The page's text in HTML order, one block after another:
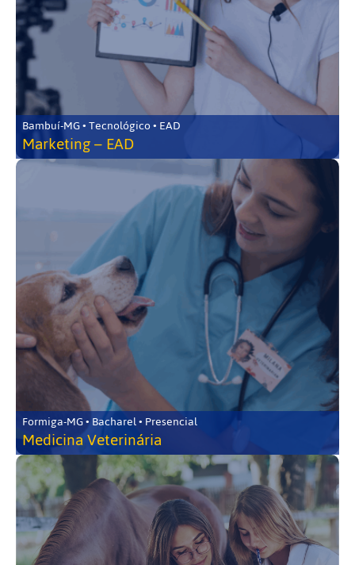
Bambuí-MG • Tecnológico • EAD
Marketing – EAD
Formiga-MG • Bacharel • Presencial
Medicina Veterinária